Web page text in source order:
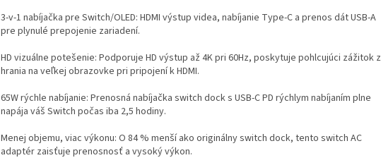
3-v-1 nabíjačka pre Switch/OLED: HDMI výstup videa, nabíjanie Type-C a prenos dát USB-A
pre plynulé prepojenie zariadení.
HD vizuálne potešenie: Podporuje HD výstup až 4K pri 60Hz, poskytuje pohlcujúci zážitok z
hrania na veľkej obrazovke pri pripojení k HDMI.
65W rýchle nabíjanie: Prenosná nabíjačka switch dock s USB-C PD rýchlym nabíjaním plne
napája váš Switch počas iba 2,5 hodiny.
Menej objemu, viac výkonu: O 84 % menší ako originálny switch dock, tento switch AC
adaptér zaisťuje prenosnosť a vysoký výkon.